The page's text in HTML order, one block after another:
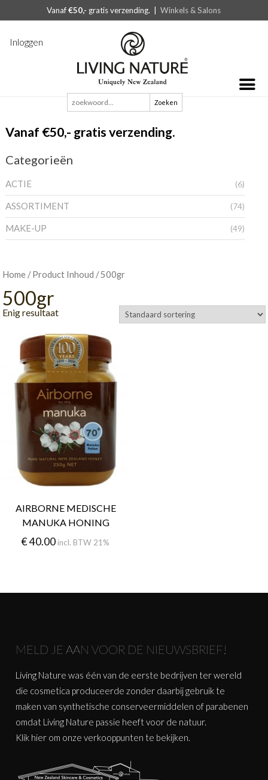
Vanaf€50,- gratis verzending. |Winkels & Salons
Inloggen
Zoeken
naar:
Vanaf €50,- gratis verzending.
Categorieën
ACTIE (6)
ASSORTIMENT (74)
MAKE-UP (49)
Home / Product Inhoud / 500gr
500gr
Enig resultaat
AIRBORNE MEDISCHE
MANUKA HONING
€40.00 incl. BTW 21%
MELD JE AAN VOOR DE NIEUWSBRIEF!
Living Nature was één van de eerste bedrijven ter wereld
die cosmetica produceerde zonder daarbij gebruik te
maken van synthetische conserveermiddelen of parabenen
omdat Living Nature passie heeft voor de natuur.
Klik hier om onze verkooppunten te bekijken.